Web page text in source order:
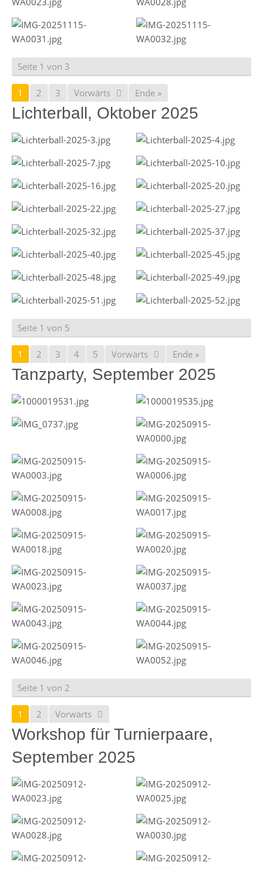
Seite 1 von 3
1 2 3 Vorwärts Ende »
Lichterball, Oktober 2025
Seite 1 von 5
1 2 3 4 5 Vorwärts Ende »
Tanzparty, September 2025
Seite 1 von 2
1 2 Vorwärts
Workshop für Turnierpaare,
September 2025